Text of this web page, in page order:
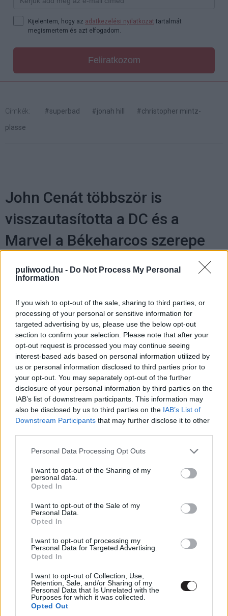
puliwood.hu - Do Not Process My Personal
Information
If you wish to opt-out of the sale, sharing to third parties, or
processing of your personal or sensitive information for
targeted advertising by us, please use the below opt-out
section to confirm your selection. Please note that after your
opt-out request is processed you may continue seeing
interest-based ads based on personal information utilized by
us or personal information disclosed to third parties prior to
your opt-out. You may separately opt-out of the further
disclosure of your personal information by third parties on the
IAB’s list of downstream participants. This information may
also be disclosed by us to third parties on the IAB’s List of
Downstream Participants that may further disclose it to other
Please note that this website/app uses one or more Google
not limited to your visit or usage behaviour. You may click to
grant or deny consent to Google and its third-party tags to
use your data for below specified purposes in below Google
consent section.
Personal Data Processing Opt Outs
I want to opt-out of the Sharing of my
personal data.
Opted In
I want to opt-out of the Sale of my
Personal Data.
Opted In
I want to opt-out of processing my
Personal Data for Targeted Advertising.
Opted In
I want to opt-out of Collection, Use,
Retention, Sale, and/or Sharing of my
Personal Data that Is Unrelated with the
Purposes for which it was collected.
Opted Out
Kijelentem, hogy az adatkezelési nyilatkozat tartalmát
megismertem és azt elfogadom.
Feliratkozom
Címkék: #superbad #jonah hill
#christopher mintz-
plasse
John Cenát többször is
visszautasította a DC és a
Marvel a Békeharcos szerepe
A színész elárulta, hogy milyen projektekről
maradt le, mielőtt James Gunn bizalmat
szavazott volna neki.
Dwayne Johnson és Dave Bautista után John Cena is
elmondhatja magáról, hogy a pankrációs szamárlétrát
megmászva Hollywood egyik legkeresettebb színészeivé
vált néhány év leforgása alatt. Talán manapság már nem
kell az újabb és újabb projektek után kajtatnia, hiszen
még pofont pofonra halmozott a casting jelentkezések
tekintetében.
nyílt meg arról a rögös útról, melyről szinte minden
önsegítő könyv és történet mesél: azaz, hogy a
folytonos kudarcok még nem jelentik azt, hogy egyszer
ne jöhetne össze a régi álom.
"El sem tudom mondani, mennyi szuperhősös